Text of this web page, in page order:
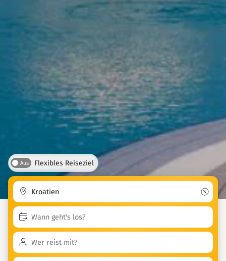
Aus Flexibles Reiseziel